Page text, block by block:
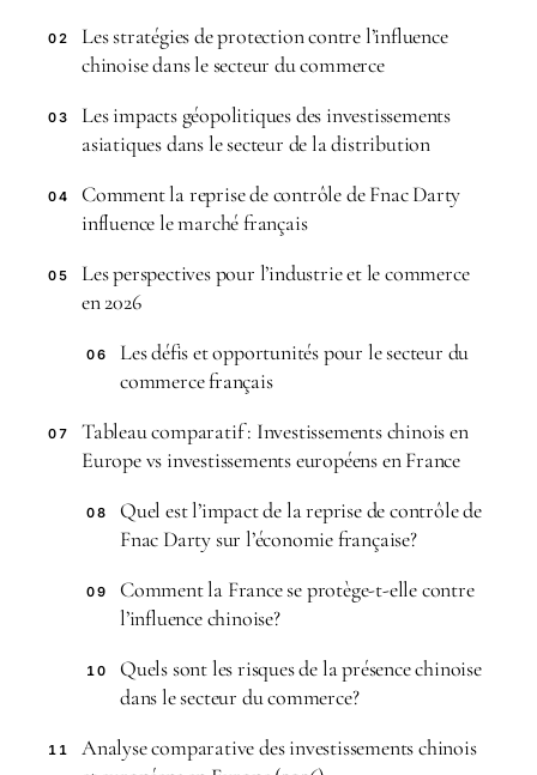
02
Les stratégies de protection contre l’influence
chinoise dans le secteur du commerce
03
Les impacts géopolitiques des investissements
asiatiques dans le secteur de la distribution
04
Comment la reprise de contrôle de Fnac Darty
influence le marché français
05
Les perspectives pour l’industrie et le commerce
en 2026
06
Les défis et opportunités pour le secteur du
commerce français
07
Tableau comparatif : Investissements chinois en
Europe vs investissements européens en France
08
Quel est l’impact de la reprise de contrôle de
Fnac Darty sur l’économie française?
09
Comment la France se protège-t-elle contre
l’influence chinoise?
10
Quels sont les risques de la présence chinoise
dans le secteur du commerce?
11
Analyse comparative des investissements chinois